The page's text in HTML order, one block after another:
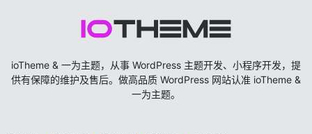
ioTheme & 一为主题，从事 WordPress 主题开发、小程序开发，提
供有保障的维护及售后。做高品质 WordPress 网站认准 ioTheme &
一为主题。